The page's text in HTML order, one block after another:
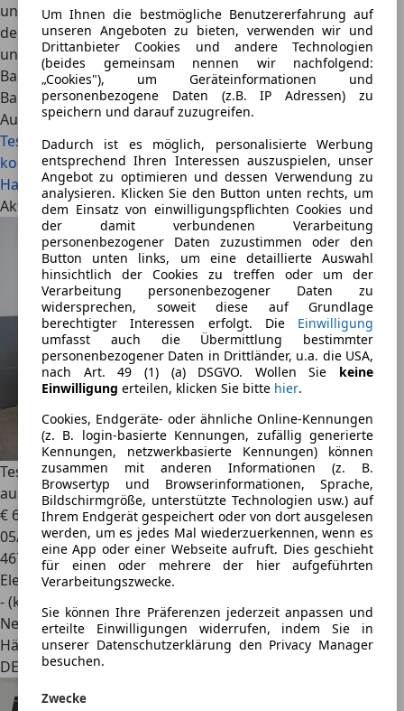
Um Ihnen die bestmögliche Benutzererfahrung auf
unseren Angeboten zu bieten, verwenden wir und
Drittanbieter Cookies und andere Technologien
(beides gemeinsam nennen wir nachfolgend:
„Cookies"), um Geräteinformationen und
personenbezogene Daten (z.B. IP Adressen) zu
speichern und darauf zuzugreifen.
Dadurch ist es möglich, personalisierte Werbung
entsprechend Ihren Interessen auszuspielen, unser
Angebot zu optimieren und dessen Verwendung zu
analysieren. Klicken Sie den Button unten rechts, um
dem Einsatz von einwilligungspflichten Cookies und
der damit verbundenen Verarbeitung
personenbezogener Daten zuzustimmen oder den
Button unten links, um eine detaillierte Auswahl
hinsichtlich der Cookies zu treffen oder um der
Verarbeitung personenbezogener Daten zu
widersprechen, soweit diese auf Grundlage
berechtigter Interessen erfolgt. Die Einwilligung
umfasst auch die Übermittlung bestimmter
personenbezogener Daten in Drittländer, u.a. die USA,
nach Art. 49 (1) (a) DSGVO. Wollen Sie keine
Einwilligung erteilen, klicken Sie bitte hier.
Cookies, Endgeräte- oder ähnliche Online-Kennungen
(z. B. login-basierte Kennungen, zufällig generierte
Kennungen, netzwerkbasierte Kennungen) können
zusammen mit anderen Informationen (z. B.
Browsertyp und Browserinformationen, Sprache,
Bildschirmgröße, unterstützte Technologien usw.) auf
Ihrem Endgerät gespeichert oder von dort ausgelesen
werden, um es jedes Mal wiederzuerkennen, wenn es
eine App oder einer Webseite aufruft. Dies geschieht
für einen oder mehrere der hier aufgeführten
Verarbeitungszwecke.
Sie können Ihre Präferenzen jederzeit anpassen und
erteilte Einwilligungen widerrufen, indem Sie in
unserer Datenschutzerklärung den Privacy Manager
besuchen.
Zwecke
und Motoröl sind ihm deutlich näher als die Suche nach
der nächsten Ladesäule. Sein Traumwagen trägt, ganz
unitalienisch, ein Porsche-Wappen: der 911 Turbo der
Baureihe 964. Im Alltag bewegt er eine E-Klasse der
Baureihe 212.
Auch interessant
Tesla Model 3 Hinterradantrieb (2026) im Test: Kann viel,
kostet wenigTesla Model S Plaid (2026) im Test: Ein letztes
Halleluja
Aktuelle Angebote
Tesla Model YPerformance Juniper *AHK*Mwst.
ausweisbar*
€ 63.9991
05/2026
467 km
Elektro
- (kWh/100 km)
Neu
Händler
DE 41236